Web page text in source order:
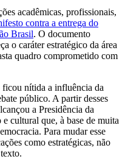
acadêmicas, profissionais,
contra a entrega do
Brasil. O documento
o caráter estratégico da área
quadro comprometido com
ficou nítida a influência da
público. A partir desses
a Presidência da
cultural que, à base de muita
Para mudar esse
como estratégicas, não